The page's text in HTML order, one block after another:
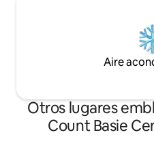
Aire
Otros lugares
Count Basie